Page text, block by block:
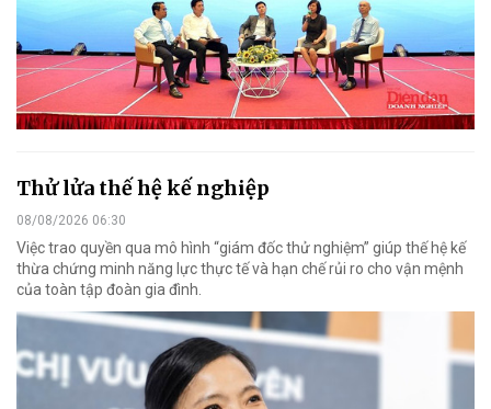
Thử lửa thế hệ kế nghiệp
08/08/2026 06:30
Việc trao quyền qua mô hình “giám đốc thử nghiệm” giúp thế hệ kế
thừa chứng minh năng lực thực tế và hạn chế rủi ro cho vận mệnh
của toàn tập đoàn gia đình.